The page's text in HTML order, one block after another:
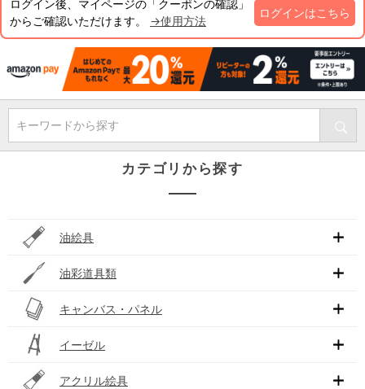
ログイン後、マイページの「クーポンの確認」
からご確認いただけます。 →使用方法
ログインはこちら
キーワードから探す
カテゴリから探す
油絵具
油彩道具類
キャンバス・パネル
イーゼル
アクリル絵具